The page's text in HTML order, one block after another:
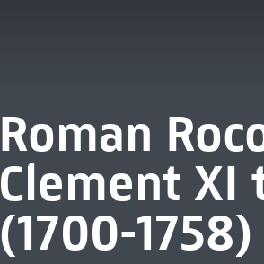
Roman
Clement XI
(1700-1758)